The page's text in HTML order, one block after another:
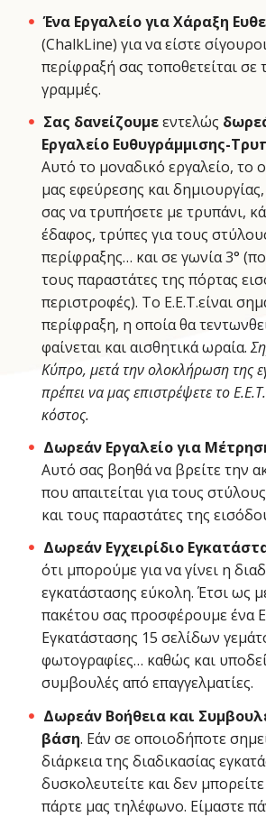
Ένα Εργαλείο για Χάραξη
(ChalkLine) για να είστε
περίφραξή σας τοποθετείται σε
γραμμές.
Σας δανείζουμεεντελώς
Εργαλείο Ευθυγράμμισης-
Αυτό το μοναδικό εργαλείο, το
μας εφεύρεσης και
σας να τρυπήσετε με τρυπάνι,
έδαφος, τρύπες για τους
περίφραξης… και σε γωνία 3°
τους παραστάτες της πόρτας
περιστροφές). Το Ε.Ε.Τ.είναι
περίφραξη, η οποία θα
φαίνεται και αισθητικά ωραία.
Κύπρο, μετά την ολοκλήρωση της
πρέπει να μας επιστρέψετε το
κόστος.
Δωρεάν Εργαλείο για
Αυτό σας βοηθά να βρείτε την
που απαιτείται για τους
και τους παραστάτες της
Δωρεάν Εγχειρίδιο
ότι μπορούμε για να γίνει η
εγκατάστασης εύκολη. Έτσι ως
πακέτου σας προσφέρουμε ένα
Εγκατάστασης 15 σελίδων
φωτογραφίες… καθώς και
συμβουλές από επαγγελματίες.
Δωρεάν Βοήθεια και
βάση. Εάν σε οποιοδήποτε
διάρκεια της διαδικασίας
δυσκολευτείτε και δεν
πάρτε μας τηλέφωνο. Είμαστε